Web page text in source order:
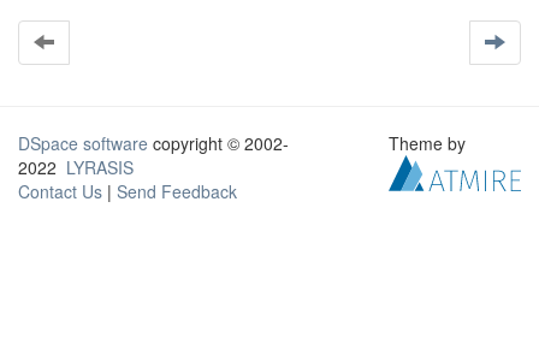
DSpace software copyright © 2002-
2022 LYRASIS
Contact Us | Send Feedback
Theme by